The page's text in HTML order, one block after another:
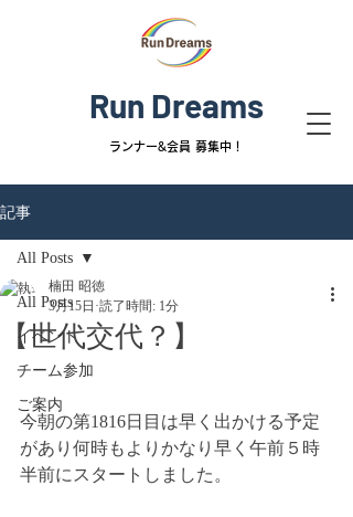
ランナー&会員 募集中！
Run Dreams
記事
All Posts
イベント
チーム参加
ご案内
All Posts
【世代交代？】
楠田 昭徳
3月15日 読了時間: 1分
今朝の第1816日目は早く出かける予定
があり何時もよりかなり早く午前５時
半前にスタートしました。